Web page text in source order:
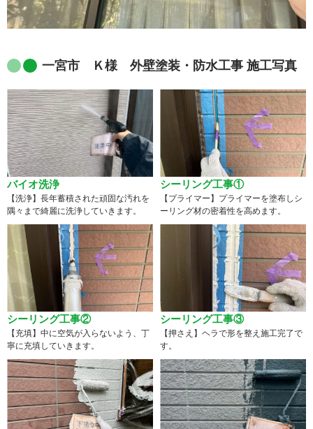
一宮市 Ｋ様 外壁塗装・防水工事 施工写真
バイオ洗浄
【洗浄】長年蓄積された頑固な汚れを
隅々まで綺麗に洗浄していきます。
シーリング工事①
【プライマー】プライマーを塗布しシ
ーリング材の密着性を高めます。
シーリング工事②
【充填】中に空気が入らないよう、丁
寧に充填していきます。
シーリング工事③
【押さえ】ヘラで形を整え施工完了で
す。